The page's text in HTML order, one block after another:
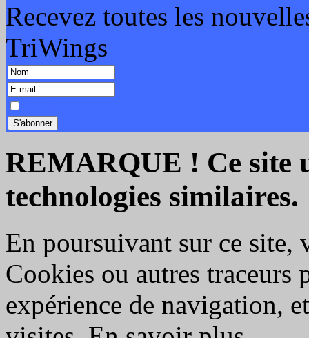
Recevez toutes les
TriWings
REMARQUE ! Ce site
technologies similaires.
En poursuivant sur ce site,
Cookies ou autres traceurs
expérience de navigation,